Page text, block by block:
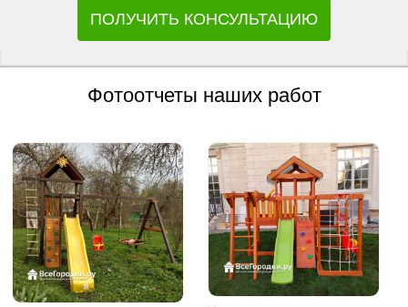
ПОЛУЧИТЬ КОНСУЛЬТАЦИЮ
Фотоотчеты наших работ